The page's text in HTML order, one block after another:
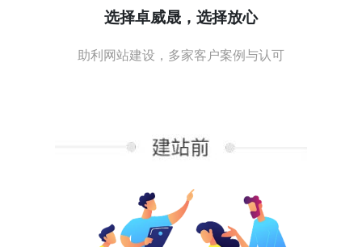
选择卓威晟，选择放心
助利网站建设，多家客户案例与认可